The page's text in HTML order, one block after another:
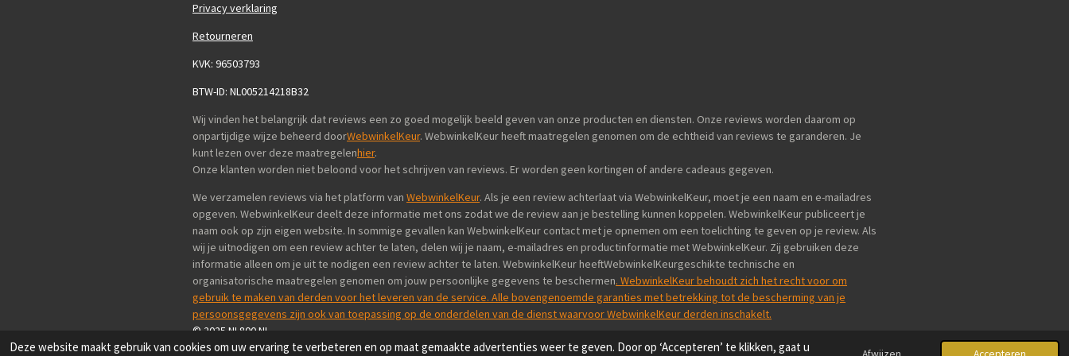
Deze website maakt gebruik van cookies om uw ervaring te verbeteren en op maat gemaakte advertenties weer te geven. Door op ‘Accepteren’ te klikken, gaat u
Privacy verklaring
Retourneren
KVK: 96503793
BTW-ID: NL005214218B32
Wij vinden het belangrijk dat reviews een zo goed mogelijk beeld geven van onze producten en diensten. Onze reviews worden daarom op
onpartijdige wijze beheerd doorWebwinkelKeur. WebwinkelKeur heeft maatregelen genomen om de echtheid van reviews te garanderen. Je
kunt lezen over deze maatregelenhier.
Onze klanten worden niet beloond voor het schrijven van reviews. Er worden geen kortingen of andere cadeaus gegeven.
We verzamelen reviews via het platform van WebwinkelKeur. Als je een review achterlaat via WebwinkelKeur, moet je een naam en e-mailadres
opgeven. WebwinkelKeur deelt deze informatie met ons zodat we de review aan je bestelling kunnen koppelen. WebwinkelKeur publiceert je
naam ook op zijn eigen website. In sommige gevallen kan WebwinkelKeur contact met je opnemen om een toelichting te geven op je review. Als
wij je uitnodigen om een review achter te laten, delen wij je naam, e-mailadres en productinformatie met WebwinkelKeur. Zij gebruiken deze
informatie alleen om je uit te nodigen een review achter te laten. WebwinkelKeur heeftWebwinkelKeurgeschikte technische en
organisatorische maatregelen genomen om jouw persoonlijke gegevens te beschermen. WebwinkelKeur behoudt zich het recht voor om
gebruik te maken van derden voor het leveren van de service. Alle bovengenoemde garanties met betrekking tot de bescherming van je
persoonsgegevens zijn ook van toepassing op de onderdelen van de dienst waarvoor WebwinkelKeur derden inschakelt.
© 2025 NL800.NL